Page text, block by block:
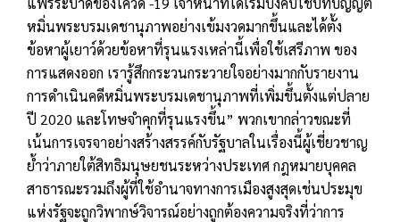
หมิ่นพระบรมเดชานุภาพอย่างเข้มงวดมากขึ้นและได้ตั้ง
ข้อหาผู้เยาว์ด้วยข้อหาที่รุนแรงเหล่านี้เพื่อใช้เสรีภาพ ของ
การแสดงออก เรารู้สึกกระวนกระวายใจอย่างมากกับรายงาน
การดำเนินคดีหมิ่นพระบรมเดชานุภาพที่เพิ่มขึ้นตั้งแต่ปลาย
ปี 2020 และโทษจำคุกที่รุนแรงขึ้น” พวกเขากล่าวขณะที่
เน้นการเจรจาอย่างสร้างสรรค์กับรัฐบาลในเรื่องนี้ผู้เชี่ยวชาญ
ย้ำว่าภายใต้สิทธิมนุษยชนระหว่างประเทศ กฎหมายบุคคล
สาธารณะรวมถึงผู้ที่ใช้อำนาจทางการเมืองสูงสุดเช่นประมุข
แห่งรัฐจะถูกวิพากษ์วิจารณ์อย่างถูกต้องความจริงที่ว่าการ